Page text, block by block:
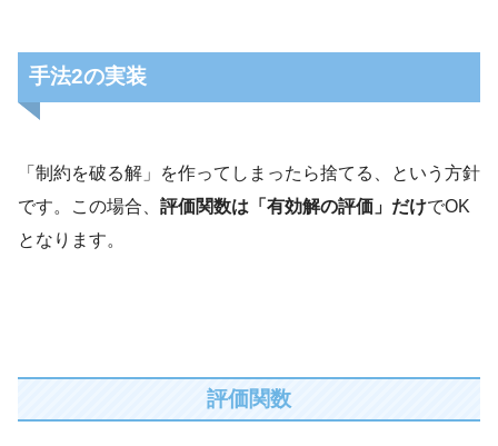
手法2の実装
「制約を破る解」を作ってしまったら捨てる、という方針
です。この場合、 評価関数は「有効解の評価」だけでOK
となります。
評価関数